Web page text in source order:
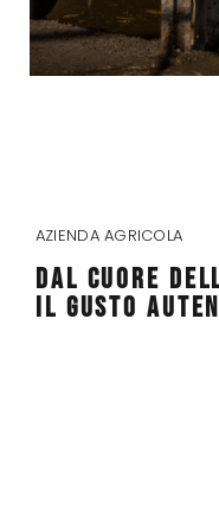
AZIENDA AGRICOLA
DAL CUORE
IL GUSTO